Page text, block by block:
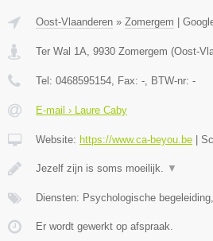
Oost-Vlaanderen » Zomergem
Ter Wal 1A, 9930 Zomergem (Oost-
Tel: 0468595154, Fax: -, BTW-nr: -
E-mail › Laure Caby
Website: https://www.ca-beyou.be
Jezelf zijn is soms moeilijk. ▼
Diensten: Psychologische
Er wordt gewerkt op afspraak.